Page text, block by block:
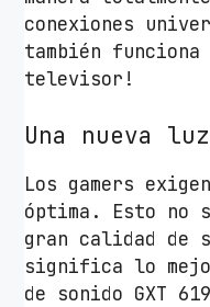
conexiones
también
televisor!
Una nueva luz
Los gamers
óptima. Esto no
gran calidad de
significa lo
de sonido GXT